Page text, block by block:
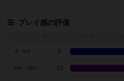
プレイ感の評価
8
戦略・判断力 10